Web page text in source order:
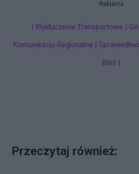
Reklama
| Wykluczenie Transportowe |
Komunikacja Regionalna |
Bilet |
Przeczytaj również: